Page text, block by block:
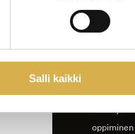
Salli kaikki Yhdessä